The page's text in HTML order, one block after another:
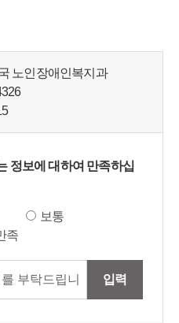
노인장애인복지과
정보에 대하여 만족하십
보통
족
입력